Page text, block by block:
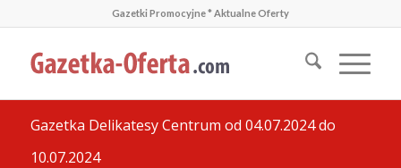
Gazetki Promocyjne * Aktualne Oferty
Gazetka Delikatesy Centrum od 04.07.2024 do
10.07.2024